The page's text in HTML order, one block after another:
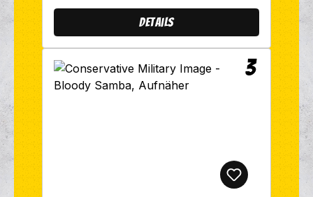
Details